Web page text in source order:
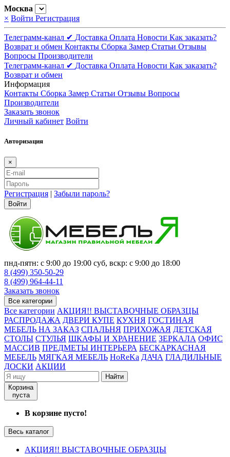
Москва
× Войти Регистрация
Телеграмм-канал ✔ Доставка Оплата Новости Как заказать?
Возврат и обмен Контакты Сборка Замер Статьи Отзывы
Вопросы Производители
Телеграмм-канал ✔ Доставка Оплата Новости Как заказать?
Возврат и обмен
Информация
Контакты Сборка Замер Статьи Отзывы Вопросы
Производители
Заказать звонок
Личный кабинет Войти
Авторизация
×
Регистрация | Забыли пароль?
Войти
пнд-пятн: с 9:00 до 19:00 суб, вскр: с 9:00 до 18:00
8 (499) 350-50-29
8 (499) 964-44-11
Заказать звонок
Все категории
Все категории АКЦИЯ!! ВЫСТАВОЧНЫЕ ОБРАЗЦЫ
РАСПРОДАЖА ДВЕРИ КУПЕ КУХНЯ ГОСТИНАЯ
МЕБЕЛЬ НА ЗАКАЗ СПАЛЬНЯ ПРИХОЖАЯ ДЕТСКАЯ
СТОЛЫ СТУЛЬЯ ШКАФЫ И ХРАНЕНИЕ ЗЕРКАЛА ОФИС
МАССИВ ПРЕДМЕТЫ ИНТЕРЬЕРА БЕСКАРКАСНАЯ
МЕБЕЛЬ МЯГКАЯ МЕБЕЛЬ HoReKa ДАЧА ГЛАДИЛЬНЫЕ
ДОСКИ АКЦИИ
Найти
Корзина
пуста
В корзине пусто!
Весь каталог
АКЦИЯ!! ВЫСТАВОЧНЫЕ ОБРАЗЦЫ